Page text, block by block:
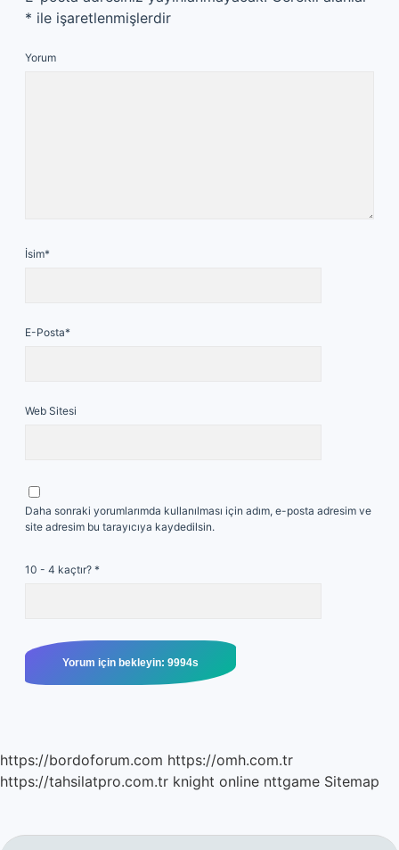
* ile işaretlenmişlerdir
Yorum
İsim*
E-Posta*
Web Sitesi
Daha sonraki yorumlarımda kullanılması için adım, e-posta adresim ve
site adresim bu tarayıcıya kaydedilsin.
10 - 4 kaçtır? *
https://bordoforum.com https://omh.com.tr
https://tahsilatpro.com.tr knight online nttgame Sitemap